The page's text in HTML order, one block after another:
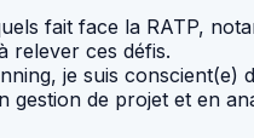
fait face la RATP,
relever ces défis.
je suis conscient(e)
de projet et en